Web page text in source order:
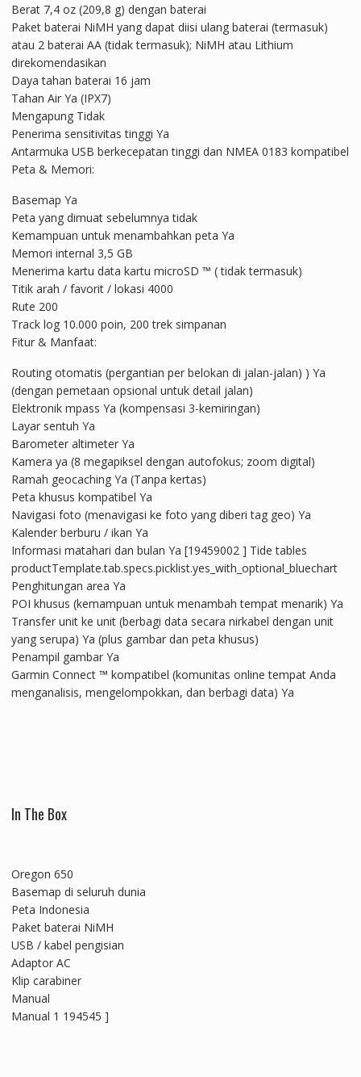
Berat 7,4 oz (209,8 g) dengan baterai
Paket baterai NiMH yang dapat diisi ulang baterai (termasuk)
atau 2 baterai AA (tidak termasuk); NiMH atau Lithium
direkomendasikan
Daya tahan baterai 16 jam
Tahan Air Ya (IPX7)
Mengapung Tidak
Penerima sensitivitas tinggi Ya
Antarmuka USB berkecepatan tinggi dan NMEA 0183 kompatibel
Peta & Memori:
Basemap Ya
Peta yang dimuat sebelumnya tidak
Kemampuan untuk menambahkan peta Ya
Memori internal 3,5 GB
Menerima kartu data kartu microSD ™ ( tidak termasuk)
Titik arah / favorit / lokasi 4000
Rute 200
Track log 10.000 poin, 200 trek simpanan
Fitur & Manfaat:
Routing otomatis (pergantian per belokan di jalan-jalan) ) Ya
(dengan pemetaan opsional untuk detail jalan)
Elektronik mpass Ya (kompensasi 3-kemiringan)
Layar sentuh Ya
Barometer altimeter Ya
Kamera ya (8 megapiksel dengan autofokus; zoom digital)
Ramah geocaching Ya (Tanpa kertas)
Peta khusus kompatibel Ya
Navigasi foto (menavigasi ke foto yang diberi tag geo) Ya
Kalender berburu / ikan Ya
Informasi matahari dan bulan Ya [19459002 ] Tide tables
productTemplate.tab.specs.picklist.yes_with_optional_bluechart
Penghitungan area Ya
POI khusus (kemampuan untuk menambah tempat menarik) Ya
Transfer unit ke unit (berbagi data secara nirkabel dengan unit
yang serupa) Ya (plus gambar dan peta khusus)
Penampil gambar Ya
Garmin Connect ™ kompatibel (komunitas online tempat Anda
menganalisis, mengelompokkan, dan berbagi data) Ya
In The Box
Oregon 650
Basemap di seluruh dunia
Peta Indonesia
Paket baterai NiMH
USB / kabel pengisian
Adaptor AC
Klip carabiner
Manual
Manual 1 194545 ]